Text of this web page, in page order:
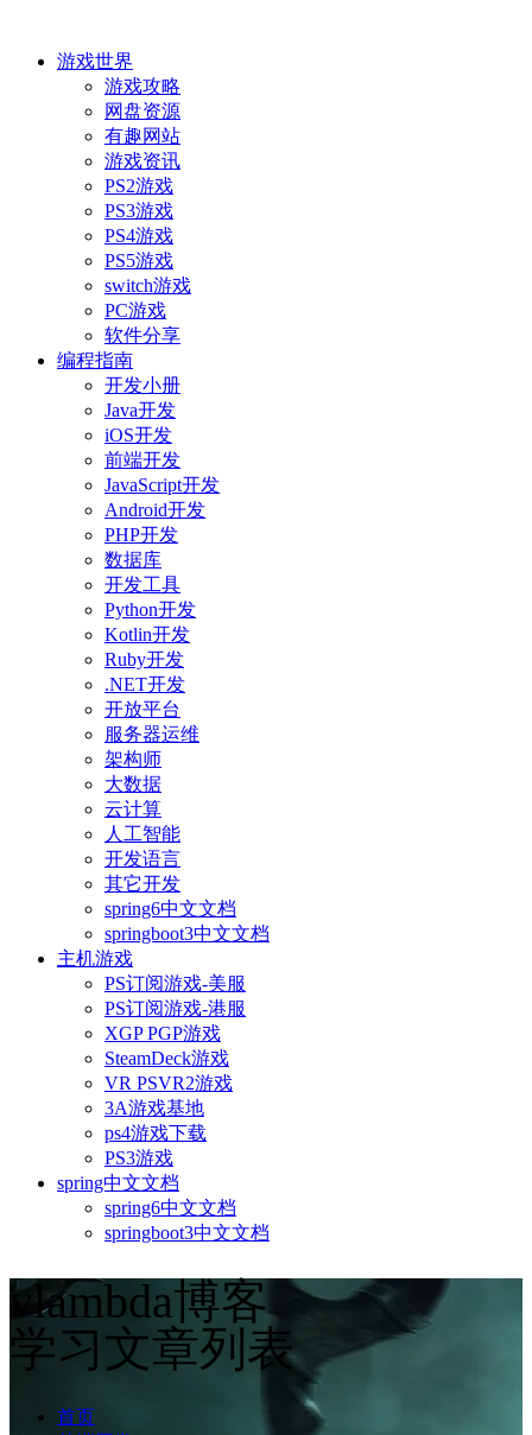
游戏世界
游戏攻略
网盘资源
有趣网站
游戏资讯
PS2游戏
PS3游戏
PS4游戏
PS5游戏
switch游戏
PC游戏
软件分享
编程指南
开发小册
Java开发
iOS开发
前端开发
JavaScript开发
Android开发
PHP开发
数据库
开发工具
Python开发
Kotlin开发
Ruby开发
.NET开发
开放平台
服务器运维
架构师
大数据
云计算
人工智能
开发语言
其它开发
spring6中文文档
springboot3中文文档
主机游戏
PS订阅游戏-美服
PS订阅游戏-港服
XGP PGP游戏
SteamDeck游戏
VR PSVR2游戏
3A游戏基地
ps4游戏下载
PS3游戏
spring中文文档
spring6中文文档
springboot3中文文档
vlambda博客
学习文章列表
首页